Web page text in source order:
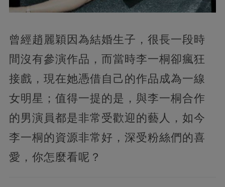
曾經趙麗穎因為結婚生子，很長一段時
間沒有參演作品，而當時李一桐卻瘋狂
接戲，現在她憑借自己的作品成為一線
女明星；值得一提的是，與李一桐合作
的男演員都是非常受歡迎的藝人，如今
李一桐的資源非常好，深受粉絲們的喜
愛，你怎麼看呢？